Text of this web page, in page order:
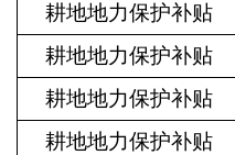
耕地地力保护补贴
耕地地力保护补贴
耕地地力保护补贴
耕地地力保护补贴